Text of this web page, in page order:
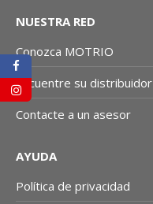
NUESTRA RED
Conozca MOTRIO
Encuentre su distribuidor
Contacte a un asesor
AYUDA
Política de privacidad